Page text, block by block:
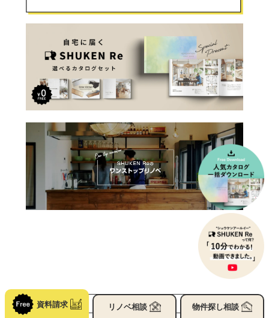
資料請求 リノベ相談 物件探し相談